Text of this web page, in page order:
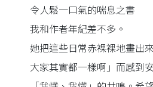
令人鬆一口氣的喘息之書
我和作者年紀差不多。
她把這些日常赤裸裸地畫出
大家其實都一樣啊」而感到